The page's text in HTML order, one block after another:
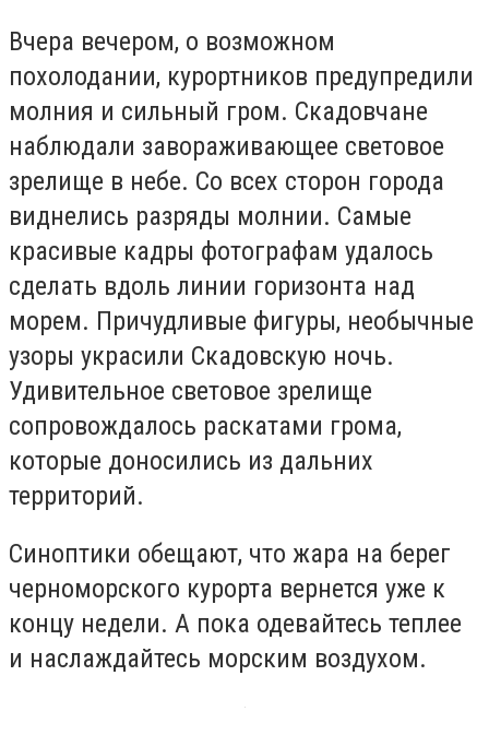
Вчера вечером, о возможном
похолодании, курортников предупредили
молния и сильный гром. Скадовчане
наблюдали завораживающее световое
зрелище в небе. Со всех сторон города
виднелись разряды молнии. Самые
красивые кадры фотографам удалось
сделать вдоль линии горизонта над
морем. Причудливые фигуры, необычные
узоры украсили Скадовскую ночь.
Удивительное световое зрелище
сопровождалось раскатами грома,
которые доносились из дальних
территорий.
Синоптики обещают, что жара на берег
черноморского курорта вернется уже к
концу недели. А пока одевайтесь теплее
и наслаждайтесь морским воздухом.